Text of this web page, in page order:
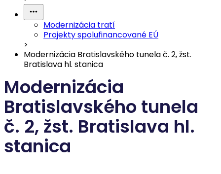
Modernizácia tratí
Projekty spolufinancované EÚ
>
Modernizácia Bratislavského tunela č. 2, žst.
Bratislava hl. stanica
Modernizácia
Bratislavského tunela
č. 2, žst. Bratislava hl.
stanica